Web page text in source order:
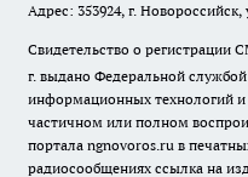
Адрес: 353924, г.
Свидетельство о
г. выдано Федеральной
информационных технологий
частичном или полном
портала ngnovoros.ru в
радиосообщениях ссылка на